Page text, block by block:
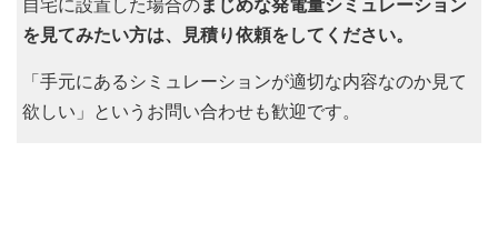
自宅に設置した場合のまじめな発電量シミュレーション
を見てみたい方は、見積り依頼をしてください。
「手元にあるシミュレーションが適切な内容なのか見て
欲しい」というお問い合わせも歓迎です。